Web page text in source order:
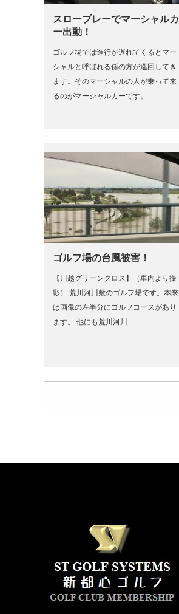
スロープレーでマーシャルカ
ー出動！
ゴルフ場では進行が遅れてくるとマー
シャルと呼ばれる係の方が巡回してき
ます。そのマーシャルの人が乗って来
るのがマーシャルカーです。 …
ゴルフ場の台風被害！
【川越グリーンクロス】（車内より撮
影） 荒川河川敷のゴルフ場です。本来
は画像の左半分にゴルフコースがあり
ます。 他にも荒川河川…